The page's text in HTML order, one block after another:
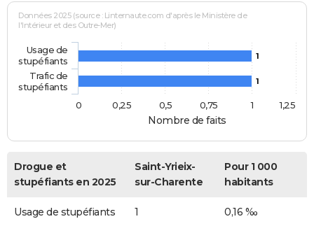
Nombre de faits
Données 2025 (source : Linternaute.com d'après le Ministère de
l'Intérieur et des Outre-Mer)
1
1
Usage de
stupéfiants
Trafic de
stupéfiants
0
1
0,25 0,5 0,75 1,25
Drogue et
stupéfiants en 2025
Saint-Yrieix-
sur-Charente
Pour 1 000
habitants
Usage de stupéfiants 1 0,16 ‰